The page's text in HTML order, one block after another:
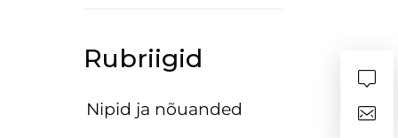
Rubriigid
Nipid ja nõuanded